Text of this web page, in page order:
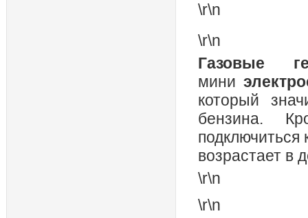
\r\n
\r\n
Газовые
мини
который
бензина.
подключиться
возрастает в
\r\n
\r\n